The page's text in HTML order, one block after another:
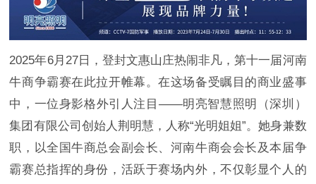
2025年6月27日，登封文惠山庄热闹非凡，第十一届河南
牛商争霸赛在此拉开帷幕。在这场备受瞩目的商业盛事
中，一位身影格外引人注目——明亮智慧照明（深圳）
集团有限公司创始人荆明慧，人称“光明姐姐”。她身兼数
职，以全国牛商总会副会长、河南牛商会会长及本届争
霸赛总指挥的身份，活跃于赛场内外，不仅彰显个人的